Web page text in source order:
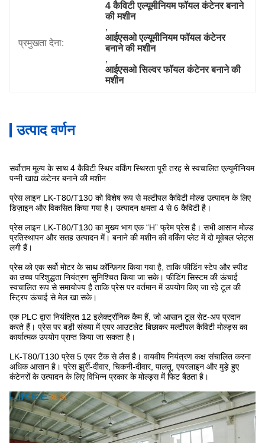
प्रमुखता देना:
4 कैविटी एल्यूमीनियम फॉयल कंटेनर बनाने
की मशीन
,
आईएसओ एल्यूमीनियम फॉयल कंटेनर
बनाने की मशीन
,
आईएसओ सिल्वर फॉयल कंटेनर बनाने की
मशीन
उत्पाद वर्णन
सर्वोत्तम मूल्य के साथ 4 कैविटी स्थिर वर्किंग स्थिरता पूरी तरह से स्वचालित एल्यूमीनियम
पन्नी खाद्य कंटेनर बनाने की मशीन
प्रेस लाइन LK-T80/T130 को विशेष रूप से मल्टीपल कैविटी मोल्ड उत्पादन के लिए
डिज़ाइन और विकसित किया गया है। उत्पादन क्षमता 4 से 6 कैविटी है।
प्रेस लाइन LK-T80/T130 का मुख्य भाग एक “H” फ्रेम प्रेस है। सभी आसान मोल्ड
प्रतिस्थापन और सतह उत्पादन में। बनाने की मशीन की वर्किंग प्लेट में दो मूवेबल प्लेट्स
लगी हैं।
प्रेस को एक सर्वो मोटर के साथ कॉन्फ़िगर किया गया है, ताकि फीडिंग स्टेप और स्पीड
का उच्च परिशुद्धता नियंत्रण सुनिश्चित किया जा सके। फीडिंग सिस्टम की ऊंचाई
स्वचालित रूप से समायोज्य है ताकि प्रेस पर वर्तमान में उपयोग किए जा रहे टूल की
स्ट्रिप ऊंचाई से मेल खा सके।
एक PLC द्वारा नियंत्रित 12 इलेक्ट्रॉनिक कैम हैं, जो आसान टूल सेट-अप प्रदान
करते हैं। प्रेस पर बड़ी संख्या में एयर आउटलेट बिछाकर मल्टीपल कैविटी मोल्ड्स का
कार्यात्मक उपयोग प्राप्त किया जा सकता है।
LK-T80/T130 प्रेस 5 एयर टैंक से लैस है। वायवीय नियंत्रण कक्ष संचालित करना
अधिक आसान है। प्रेस झुर्री-दीवार, चिकनी-दीवार, पालतू, एयरलाइन और मुड़े हुए
कंटेनरों के उत्पादन के लिए विभिन्न प्रकार के मोल्ड्स में फिट बैठता है।